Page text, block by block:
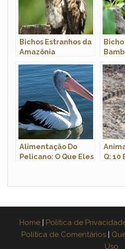
Bichos Estranhos da
Amazônia
Ele é
Alimentação Do
Pelicano: O Que Eles
Q: 10
Home Política de
Política de Comentários
Uso